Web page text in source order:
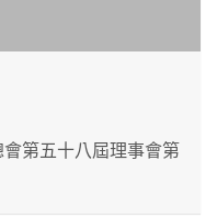
會第五十八屆理事會第